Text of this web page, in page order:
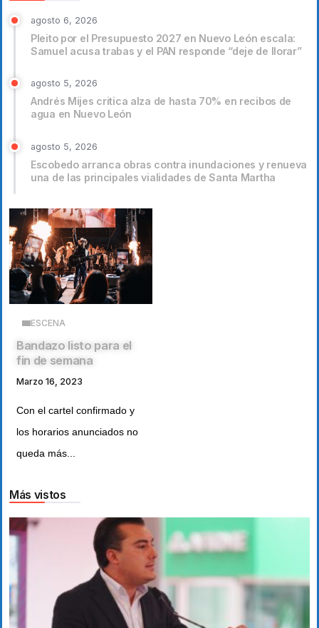
agosto 6, 2026
Pleito por el Presupuesto 2027 en Nuevo León escala:
Samuel acusa trabas y el PAN responde “deje de llorar”
agosto 5, 2026
Andrés Mijes critica alza de hasta 70% en recibos de
agua en Nuevo León
agosto 5, 2026
Escobedo arranca obras contra inundaciones y renueva
una de las principales vialidades de Santa Martha
ESCENA
Bandazo listo para el
fin de semana
Marzo 16, 2023
Con el cartel confirmado y
los horarios anunciados no
queda más...
Más vistos